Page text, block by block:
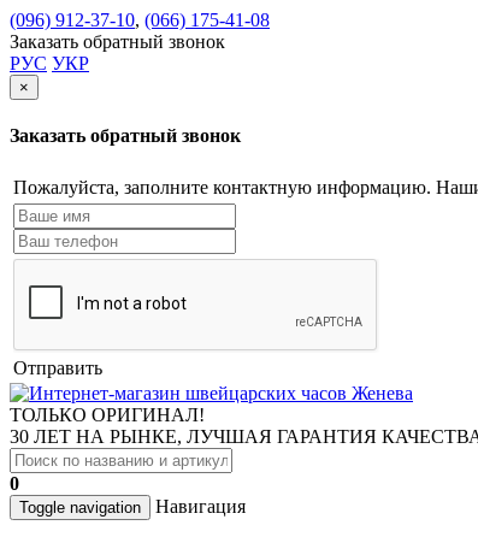
(096) 912-37-10, (066) 175-41-08
Заказать обратный звонок
РУС УКР
×
Заказать обратный звонок
Пожалуйста, заполните контактную информацию.
Отправить
ТОЛЬКО ОРИГИНАЛ!
30 ЛЕТ НА РЫНКЕ, ЛУЧШАЯ ГАРАНТИЯ
0
Toggle navigation Навигация